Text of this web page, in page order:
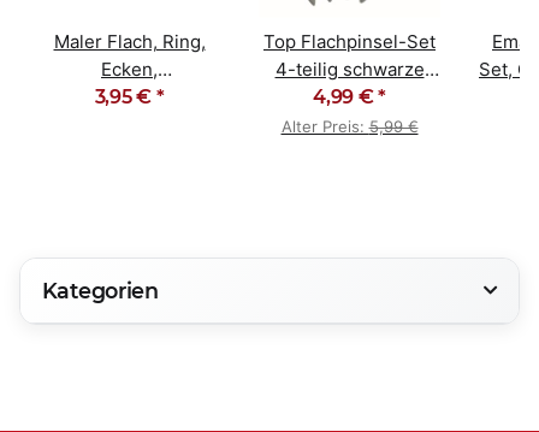
Maler Flach, Ring,
Ecken,
Emaillelackpinsel
3,95 € *
Top Flachpinsel-Set
4-teilig schwarze
Chinaborste
4,99 €*
Alter Preis:5,99 €
Set,
Kategorien